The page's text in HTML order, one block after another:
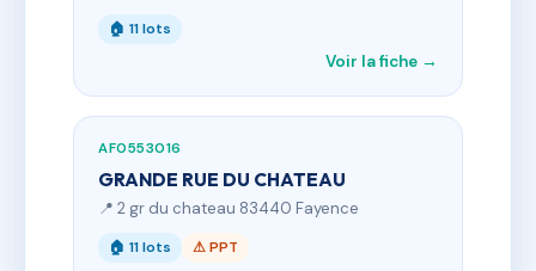
🏠 11 lots
Voir la fiche →
AF0553016
GRANDE RUE DU CHATEAU
📍 2 gr du chateau 83440 Fayence
🏠 11 lots ⚠ PPT